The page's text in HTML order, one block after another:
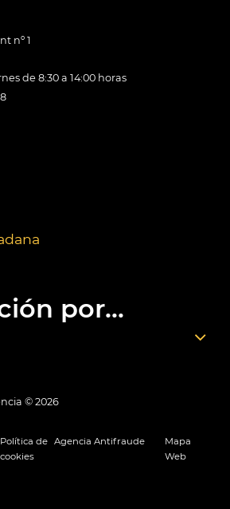
nº 1
de 8:30 a 14:00 horas
por...
© 2026
Política de
cookies
Agencia Antifraude
Mapa
Web